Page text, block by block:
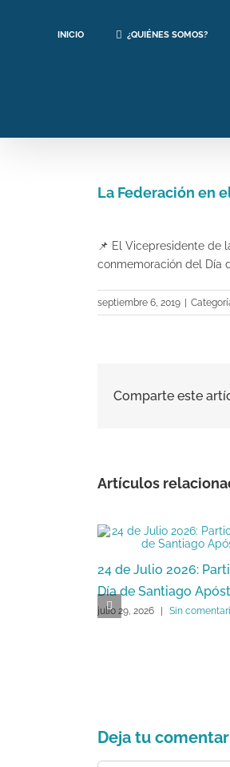
INICIO ¿QUIÉNES SOMOS?
La Federación en
imagen
📌 El Vicepresidente de
conmemoración del Día
septiembre 6, 2019
Comparte este
Artículos
24 de Julio 2026:
Día de Santiago
julio 29, 2026 Sin
Deja tu